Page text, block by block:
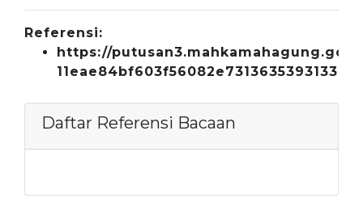
Referensi:
https://
Daftar Referensi Bacaan